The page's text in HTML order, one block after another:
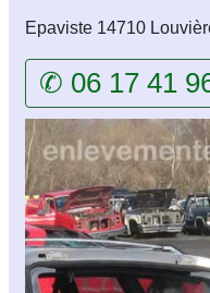
Epaviste 14710
✆ 06 17 41